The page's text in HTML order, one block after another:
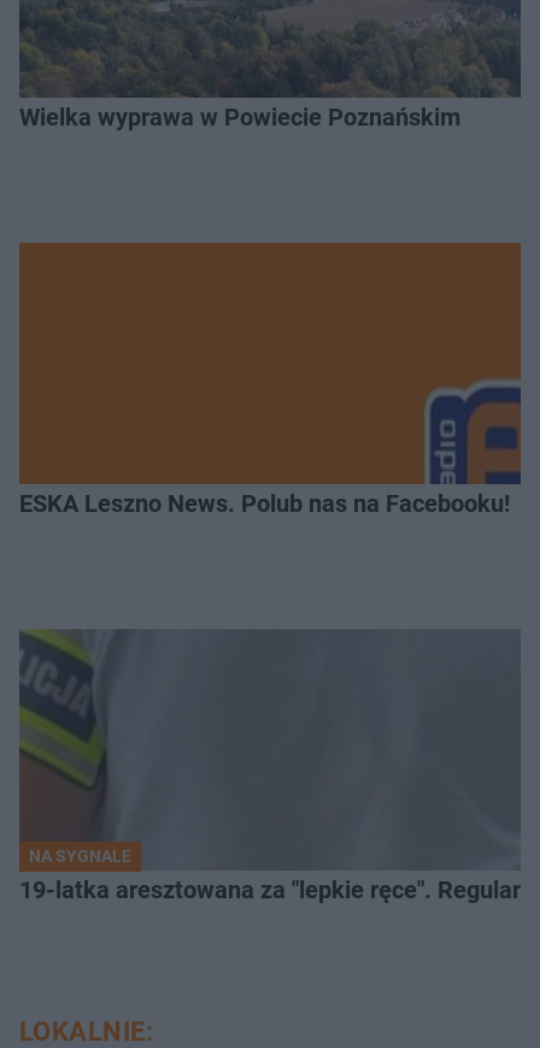
Wielka wyprawa w Powiecie Poznańskim
ESKA Leszno News. Polub nas na Facebooku!
NA SYGNALE
19-latka aresztowana za "lepkie ręce".
LOKALNIE: